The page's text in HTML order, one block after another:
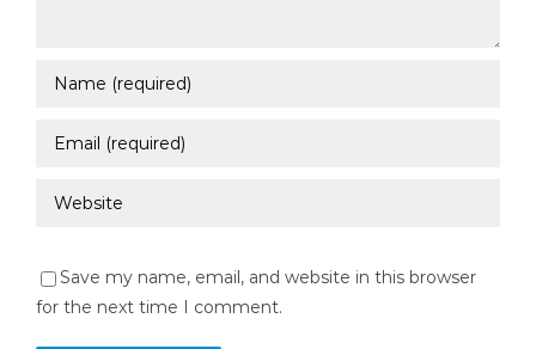
Save my name, email, and website in this browser
for the next time I comment.